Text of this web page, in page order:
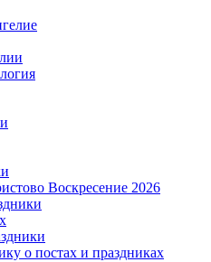
Воскресение 2026
о постах и праздниках